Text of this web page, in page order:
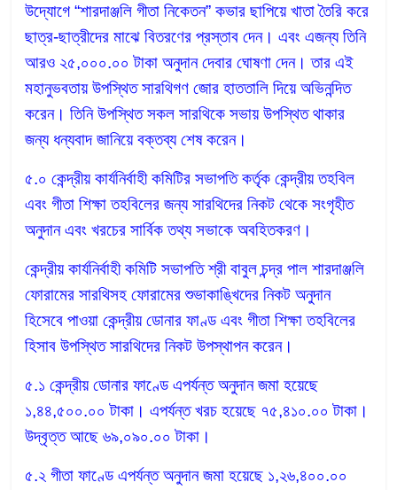
৫.০ কেন্দ্রীয় কার্যনির্বাহী কমিটির সভাপতি কর্তৃক কেন্দ্রীয় তহবিল
এবং গীতা শিক্ষা তহবিলের জন্য সারথিদের নিকট থেকে সংগৃহীত
অনুদান এবং খরচের সার্বিক তথ্য সভাকে অবহিতকরণ।
কেন্দ্রীয় কার্যনির্বাহী কমিটি সভাপতি শ্রী বাবুল চন্দ্র পাল শারদাঞ্জলি
ফোরামের সারথিসহ ফোরামের শুভাকাঙ্খিদের নিকট অনুদান
হিসেবে পাওয়া কেন্দ্রীয় ডোনার ফাণ্ড এবং গীতা শিক্ষা তহবিলের
হিসাব উপস্থিত সারথিদের নিকট উপস্থাপন করেন।
৫.১ কেন্দ্রীয় ডোনার ফাণ্ডে এপর্যন্ত অনুদান জমা হয়েছে
১,৪৪,৫০০.০০ টাকা। এপর্যন্ত খরচ হয়েছে ৭৫,৪১০.০০ টাকা।
উদ্বৃত্ত আছে ৬৯,০৯০.০০ টাকা।
৫.২ গীতা ফাণ্ডে এপর্যন্ত অনুদান জমা হয়েছে ১,২৬,৪০০.০০